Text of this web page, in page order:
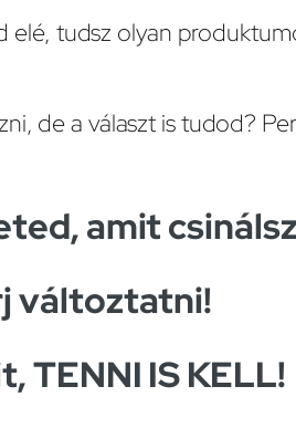
tudsz olyan
de a választ is tudod?
amit
változtatni!
TENNI IS KELL!